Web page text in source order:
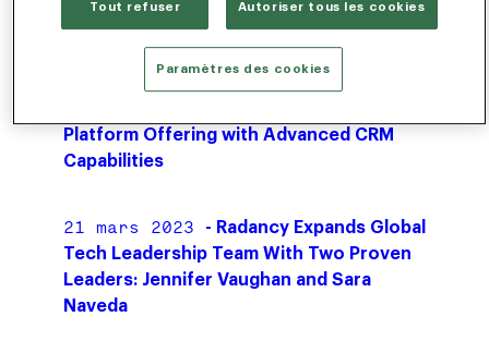
Radancy Talent Acquisition Cloud
Platform Offering with Advanced CRM
Capabilities
21 mars 2023
- Radancy Expands Global
Tech Leadership Team With Two Proven
Leaders: Jennifer Vaughan and Sara
Naveda
Tout refuser Autoriser tous les cookies
Paramètres des cookies